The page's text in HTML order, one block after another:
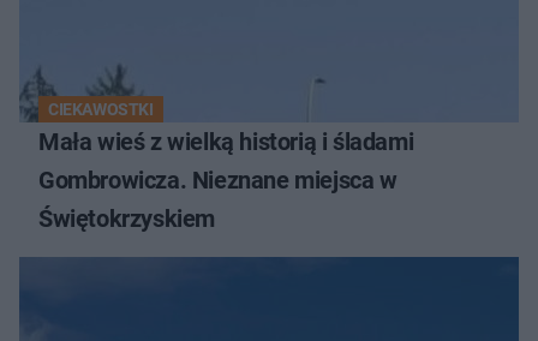
CIEKAWOSTKI
Mała wieś z wielką historią i śladami
Gombrowicza. Nieznane miejsca w
Świętokrzyskiem